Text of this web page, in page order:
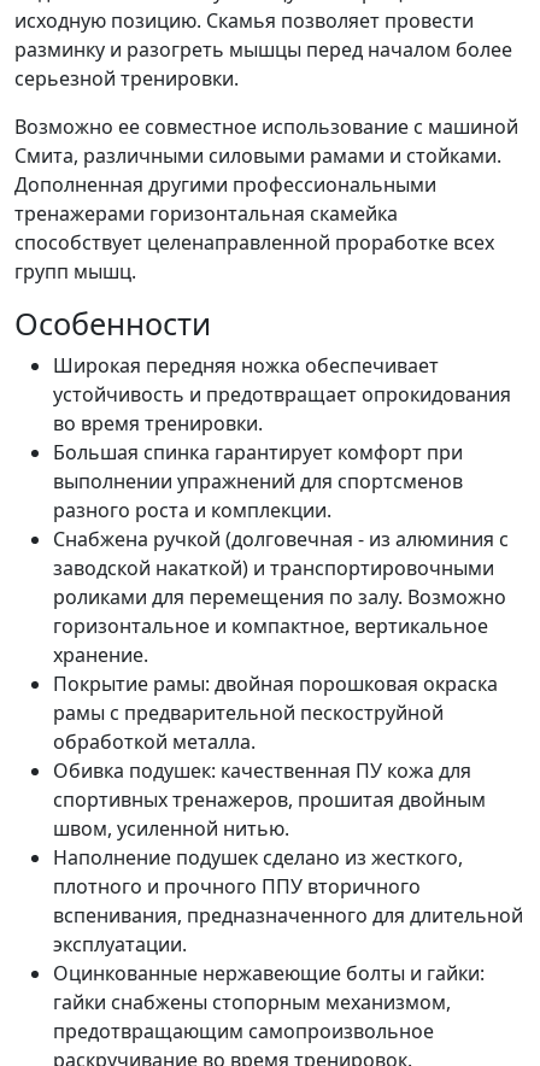
исходную позицию. Скамья позволяет провести
разминку и разогреть мышцы перед началом более
серьезной тренировки.
Возможно ее совместное использование с машиной
Смита, различными силовыми рамами и стойками.
Дополненная другими профессиональными
тренажерами горизонтальная скамейка
способствует целенаправленной проработке всех
групп мышц.
Особенности
Широкая передняя ножка обеспечивает
устойчивость и предотвращает опрокидования
во время тренировки.
Большая спинка гарантирует комфорт при
выполнении упражнений для спортсменов
разного роста и комплекции.
Снабжена ручкой (долговечная - из алюминия с
заводской накаткой) и транспортировочными
роликами для перемещения по залу. Возможно
горизонтальное и компактное, вертикальное
хранение.
Покрытие рамы: двойная порошковая окраска
рамы с предварительной пескоструйной
обработкой металла.
Обивка подушек: качественная ПУ кожа для
спортивных тренажеров, прошитая двойным
швом, усиленной нитью.
Наполнение подушек сделано из жесткого,
плотного и прочного ППУ вторичного
вспенивания, предназначенного для длительной
эксплуатации.
Оцинкованные нержавеющие болты и гайки:
гайки снабжены стопорным механизмом,
предотвращающим самопроизвольное
раскручивание во время тренировок.